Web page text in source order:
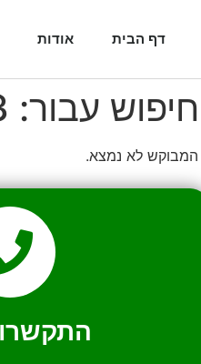
דף הבית אודות
עבור:
לא נמצא.